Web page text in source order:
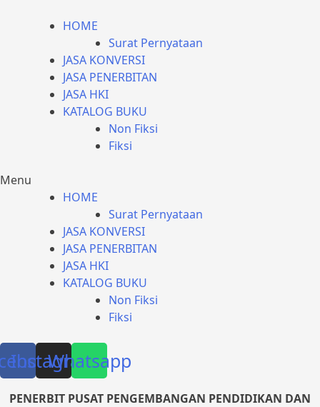
HOME
Surat Pernyataan
JASA KONVERSI
JASA PENERBITAN
JASA HKI
KATALOG BUKU
Non Fiksi
Fiksi
Menu
HOME
Surat Pernyataan
JASA KONVERSI
JASA PENERBITAN
JASA HKI
KATALOG BUKU
Non Fiksi
Fiksi
Instagram
Whatsapp
PENERBIT PUSAT PENGEMBANGAN PENDIDIKAN DAN